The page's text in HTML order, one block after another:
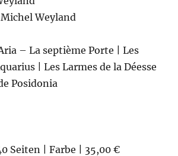
Michel Weyland
– La septième Porte | Les
| Les Larmes de la Déesse
Posidonia
Seiten | Farbe | 35,00 €